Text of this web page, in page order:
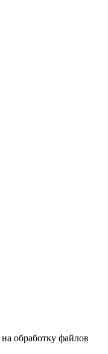
на обработку файлов